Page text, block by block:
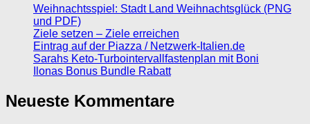
Weihnachtsspiel: Stadt Land Weihnachtsglück (PNG
und PDF)
Ziele setzen – Ziele erreichen
Eintrag auf der Piazza / Netzwerk-Italien.de
Sarahs Keto-Turbointervallfastenplan mit Boni
Ilonas Bonus Bundle Rabatt
Neueste Kommentare